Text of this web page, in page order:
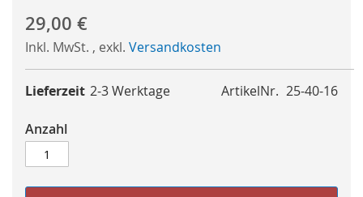
29,00 €
Inkl. MwSt. , exkl. Versandkosten
ArtikelNr. 25-40-16
Lieferzeit 2-3 Werktage
Anzahl